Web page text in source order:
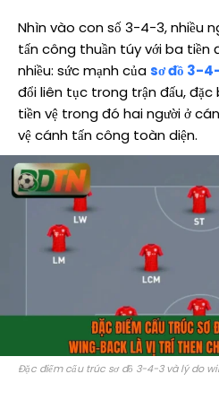
Nhìn vào con số 3-4-3, nhiều
tấn công thuần túy với ba tiền
nhiều: sức mạnh củasơ đồ 3-
đổi liên tục trong trận đấu,
tiền vệ trong đó hai người ở
vệ cánh tấn công toàn diện.
Đặc điểm cấu trúc sơ đồ 3-4-3 và lý do